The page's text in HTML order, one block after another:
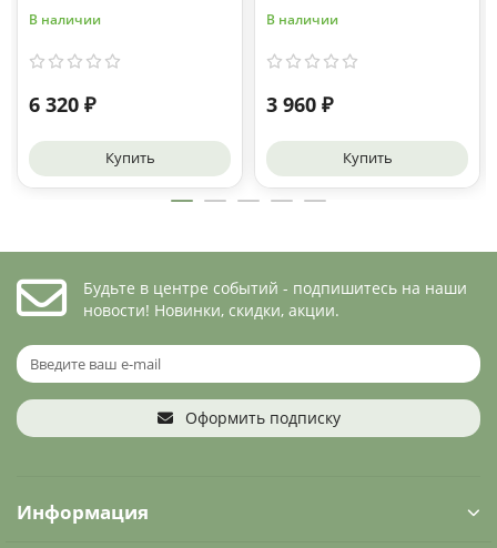
В наличии
6 320 ₽
Купить
В наличии
3 960 ₽
Купить
Будьте в центре событий - подпишитесь на наши
новости! Новинки, скидки, акции.
Оформить подписку
Информация